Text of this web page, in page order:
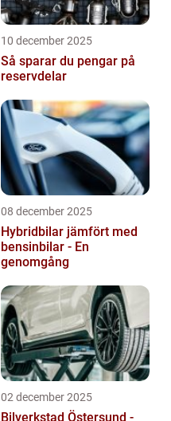
10 december 2025
Så sparar du pengar på
reservdelar
08 december 2025
Hybridbilar jämfört med
bensinbilar - En
genomgång
02 december 2025
Bilverkstad Östersund -